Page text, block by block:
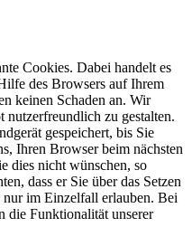
Cookies. Dabei handelt es
des Browsers auf Ihrem
keinen Schaden an. Wir
nutzerfreundlich zu gestalten.
gespeichert, bis Sie
Ihren Browser beim nächsten
dies nicht wünschen, so
dass er Sie über das Setzen
im Einzelfall erlauben. Bei
die Funktionalität unserer